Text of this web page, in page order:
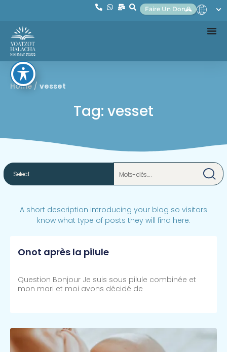
Faire Un Don
Home/ vesset
Tag: vesset
A short description introducing your blog so visitors
know what type of posts they will find here.
Onot après la pilule
Question Bonjour Je suis sous pilule combinée et
mon mari et moi avons décidé de